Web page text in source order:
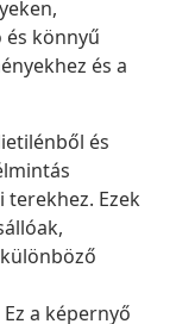
könnyű
és a
és
Ezek
Ez a képernyő